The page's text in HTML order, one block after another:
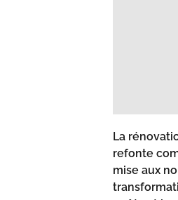
La
refonte
mise aux